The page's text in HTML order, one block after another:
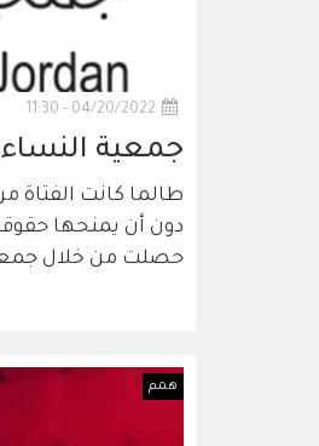
04/20/2022 - 11:30
جمعية النساء
طالما كانت
دون أن يمنحها
حصلت من خلال
همم